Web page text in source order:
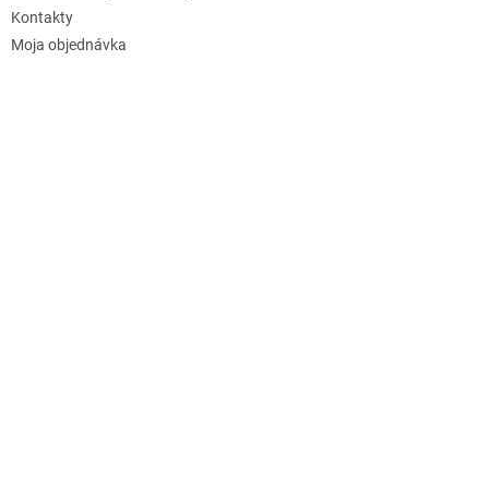
Kontakty
Moja objednávka